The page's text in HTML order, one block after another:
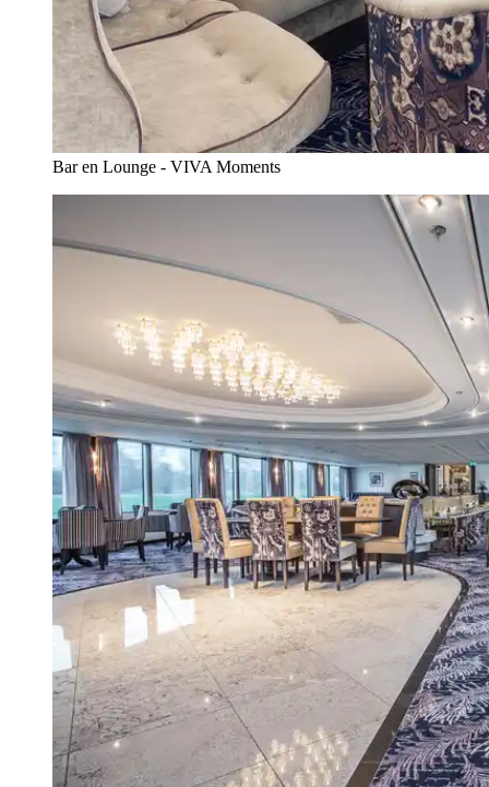
Bar en Lounge - VIVA Moments